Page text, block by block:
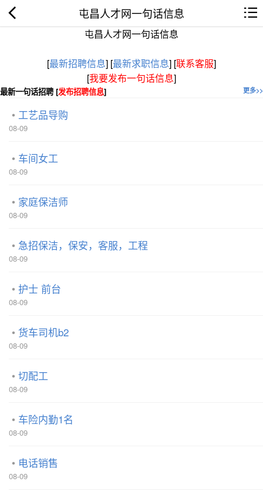
屯昌人才网一句话信息
屯昌人才网一句话信息
[最新招聘信息] [最新求职信息] [联系客服]
[我要发布一句话信息]
更多>>
最新一句话招聘 [发布招聘信息]
工艺品导购
08-09
车间女工
08-09
家庭保洁师
08-09
急招保洁，保安，客服，工程
08-09
护士 前台
08-09
货车司机b2
08-09
切配工
08-09
车险内勤1名
08-09
电话销售
08-09